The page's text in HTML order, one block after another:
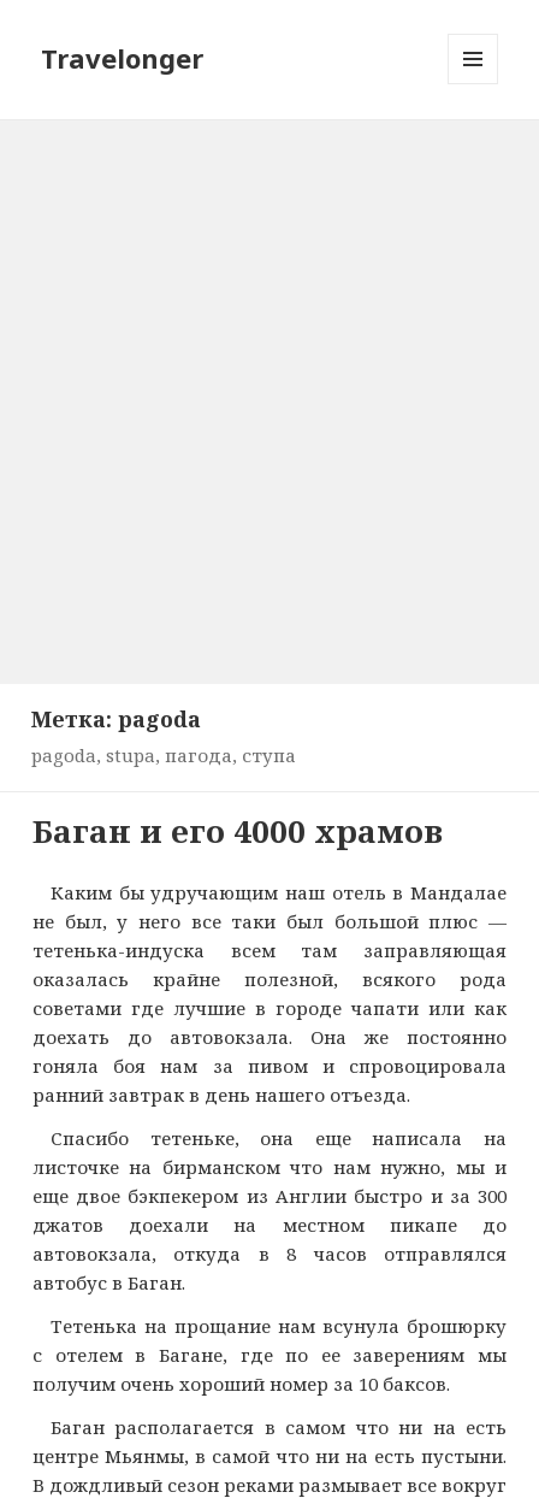
Travelonger
Метка: pagoda
pagoda, stupa, пагода, ступа
Баган и его 4000 храмов
Каким бы удручающим наш отель в Мандалае
не был, у него все таки был большой плюс —
тетенька-индуска всем там заправляющая
оказалась крайне полезной, всякого рода
советами где лучшие в городе чапати или как
доехать до автовокзала. Она же постоянно
гоняла боя нам за пивом и спровоцировала
ранний завтрак в день нашего отъезда.
Спасибо тетеньке, она еще написала на
листочке на бирманском что нам нужно, мы и
еще двое бэкпекером из Англии быстро и за 300
джатов доехали на местном пикапе до
автовокзала, откуда в 8 часов отправлялся
автобус в Баган.
Тетенька на прощание нам всунула брошюрку
с отелем в Багане, где по ее заверениям мы
получим очень хороший номер за 10 баксов.
Баган располагается в самом что ни на есть
центре Мьянмы, в самой что ни на есть пустыни.
В дождливый сезон реками размывает все вокруг